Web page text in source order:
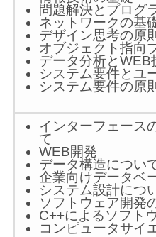
問題解決とプログ
ネットワークの基
デザイン思考の原
オブジェクト指向
データ分析とWEB
システム要件とユ
システム要件の原則
インターフェース
て
WEB開発
データ構造につい
企業向けデータベ
システム設計につ
ソフトウェア開発
C++によるソフト
コンピュータサイ